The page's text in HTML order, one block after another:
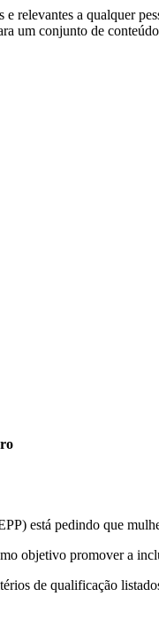
relevantes a qualquer
um conjunto de
está pedindo que
objetivo promover a
de qualificação